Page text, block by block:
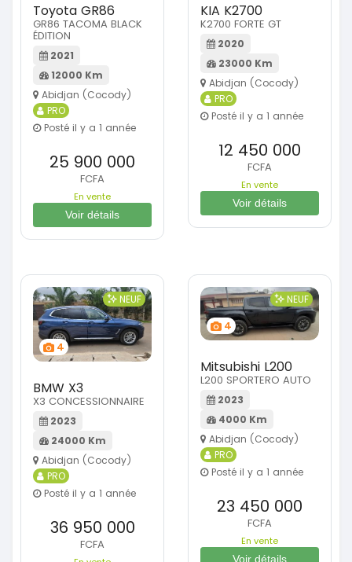
Toyota GR86
GR86 TACOMA BLACK
ÉDITION
2021
12000 Km
Abidjan (Cocody)
PRO
Posté il y a 1 année
25 900 000
FCFA
En vente
Voir détails
KIA K2700
K2700 FORTE GT
2020
23000 Km
Abidjan (Cocody)
PRO
Posté il y a 1 année
12 450 000
FCFA
En vente
Voir détails
4
NEUF
BMW X3
X3 CONCESSIONNAIRE
2023
24000 Km
Abidjan (Cocody)
PRO
Posté il y a 1 année
36 950 000
FCFA
4
NEUF
Mitsubishi L200
L200 SPORTERO AUTO
2023
4000 Km
Abidjan (Cocody)
PRO
Posté il y a 1 année
23 450 000
FCFA
En vente
Voir détails